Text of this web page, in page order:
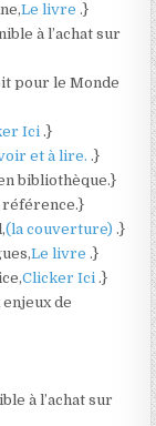
Le livre.}
à l’achat sur
pour le Monde
Ici.}
et à lire..}
bibliothèque.}
référence.}
(la couverture).}
Le livre.}
Clicker Ici.}
de
à l’achat sur